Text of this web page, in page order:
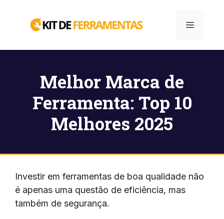
Menu
Melhor Marca de
Ferramenta: Top 10
Melhores 2025
Investir em ferramentas de boa qualidade não
é apenas uma questão de eficiência, mas
também de segurança.